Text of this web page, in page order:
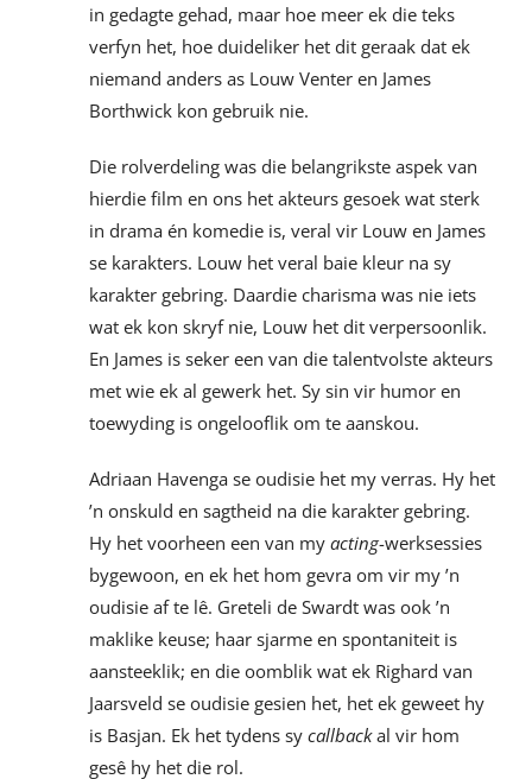
in gedagte gehad, maar hoe meer ek die teks
verfyn het, hoe duideliker het dit geraak dat ek
niemand anders as Louw Venter en James
Borthwick kon gebruik nie.
Die rolverdeling was die belangrikste aspek van
hierdie film en ons het akteurs gesoek wat sterk
in drama én komedie is, veral vir Louw en James
se karakters. Louw het veral baie kleur na sy
karakter gebring. Daardie charisma was nie iets
wat ek kon skryf nie, Louw het dit verpersoonlik.
En James is seker een van die talentvolste akteurs
met wie ek al gewerk het. Sy sin vir humor en
toewyding is ongelooflik om te aanskou.
Adriaan Havenga se oudisie het my verras. Hy het
’n onskuld en sagtheid na die karakter gebring.
Hy het voorheen een van my acting-werksessies
bygewoon, en ek het hom gevra om vir my ’n
oudisie af te lê. Greteli de Swardt was ook ’n
maklike keuse; haar sjarme en spontaniteit is
aansteeklik; en die oomblik wat ek Righard van
Jaarsveld se oudisie gesien het, het ek geweet hy
is Basjan. Ek het tydens sy callbackal vir hom
gesê hy het die rol.